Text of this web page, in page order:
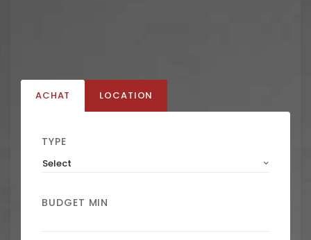
ACHAT LOCATION
TYPE
Select
BUDGET MIN